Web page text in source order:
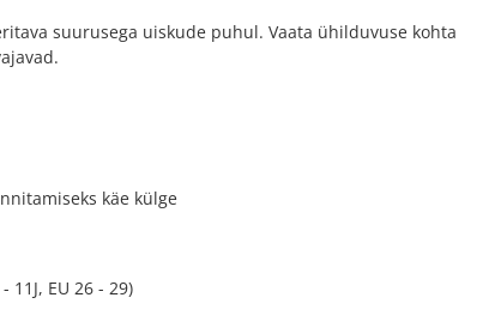
suurusega uiskude puhul. Vaata ühilduvuse kohta
käe külge
11J, EU 26 - 29)